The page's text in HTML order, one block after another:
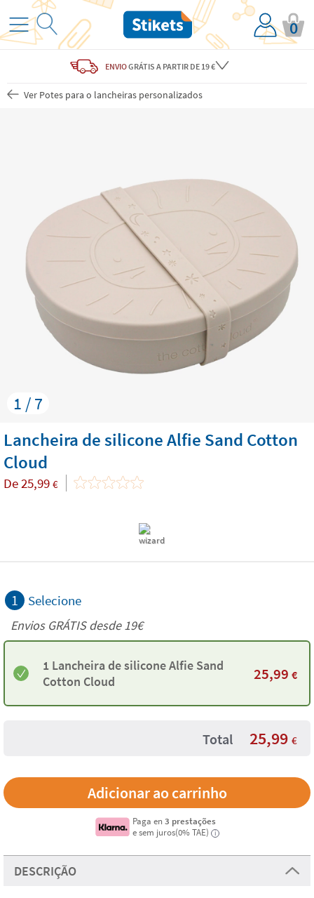
0
ENVIOGRÁTIS A PARTIR DE 19 €
Ver Potes para o lancheiras personalizados
1 / 7
Lancheira de silicone Alfie Sand Cotton
Cloud
De25,99 €
1 Selecione
Envios GRÁTIS desde 19€
1 Lancheira de silicone Alfie Sand
Cotton Cloud
25,99 €
Total 25,99 €
Paga en3 prestações
e sem juros(0% TAE)
i
DESCRIÇÃO